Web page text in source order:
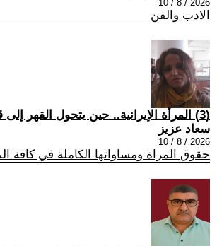
2026 / 8 / 10
الادب والفن
(3) المرأة الإيرانية.. حين يتحول القهر إلى قوة تغيير
سعاد عزيز
2026 / 8 / 10
حقوق المراة ومساواتها الكاملة في كافة